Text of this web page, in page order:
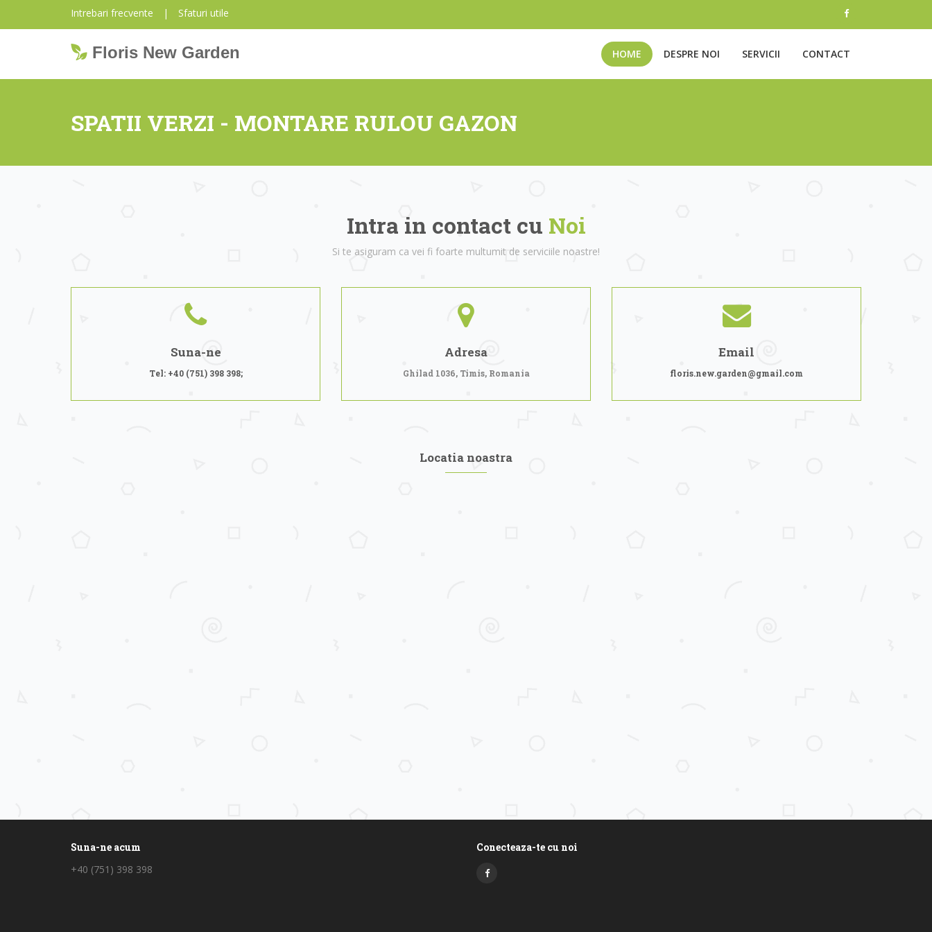
Intrebari frecvente | Sfaturi utile
Floris New Garden HOME DESPRE NOI SERVICII CONTACT
SPATII VERZI - MONTARE RULOU GAZON
Intra in contact cu Noi
Si te asiguram ca vei fi foarte multumit de serviciile noastre!
Suna-ne
Tel: +40 (751) 398 398;
Adresa
Ghilad 1036, Timis, Romania
Email
floris.new.garden@gmail.com
Locatia noastra
Suna-ne acum
+40 (751) 398 398
Conecteaza-te cu noi